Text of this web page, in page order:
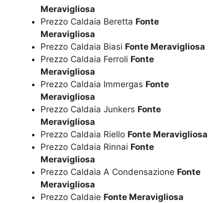
Meravigliosa
Prezzo Caldaia Beretta Fonte
Meravigliosa
Prezzo Caldaia Biasi Fonte Meravigliosa
Prezzo Caldaia Ferroli Fonte
Meravigliosa
Prezzo Caldaia Immergas Fonte
Meravigliosa
Prezzo Caldaia Junkers Fonte
Meravigliosa
Prezzo Caldaia Riello Fonte Meravigliosa
Prezzo Caldaia Rinnai Fonte
Meravigliosa
Prezzo Caldaia A Condensazione Fonte
Meravigliosa
Prezzo Caldaie Fonte Meravigliosa